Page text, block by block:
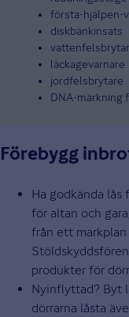
första-hjälpen-
diskbänkinsats
läckagevarnare
jordfelsbrytare
DNA-märkning
Förebygg
Ha godkända
för altan och
från ett markplan
produkter för
Nyinflyttad? Byt
dörrarna låsta